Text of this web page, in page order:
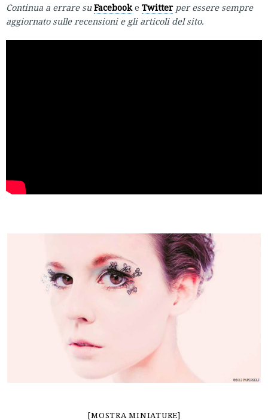
Continua a errare su Facebook e Twitter per essere sempre
aggiornato sulle recensioni e gli articoli del sito.
[MOSTRA MINIATURE]